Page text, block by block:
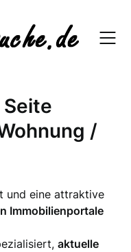
/
und eine attraktive
Immobilienportale
aktuelle